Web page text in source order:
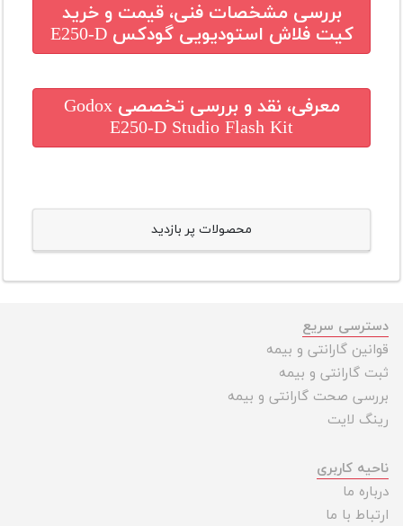
بررسی مشخصات فنی، قیمت و خرید
کیت فلاش استودیویی گودکس E250-D
معرفی، نقد و بررسی تخصصیGodox
E250-D Studio Flash Kit
محصولات پر بازدید
دسترسی سریع
قوانین گارانتی و بیمه
ثبت گارانتی و بیمه
بررسی صحت گارانتی و بیمه
رینگ لایت
ناحیه کاربری
درباره ما
ارتباط با ما